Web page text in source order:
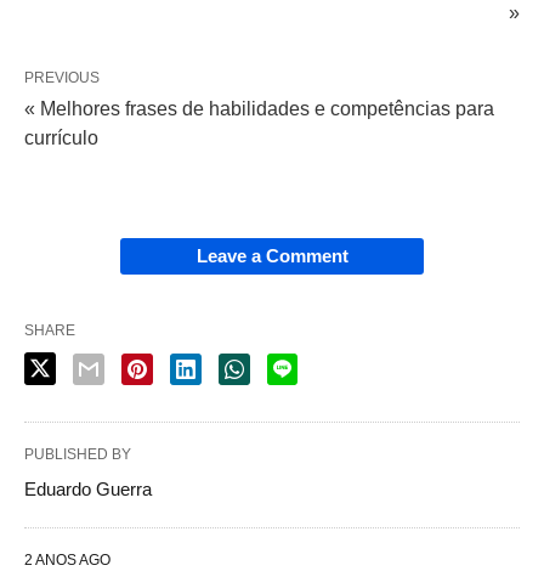
»
PREVIOUS
« Melhores frases de habilidades e competências para
currículo
Leave a Comment
SHARE
PUBLISHED BY
Eduardo Guerra
2 ANOS AGO